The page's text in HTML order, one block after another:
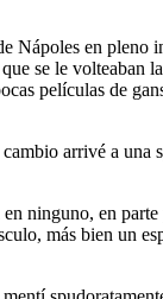
Nápoles en pleno
se le
películas de
arrivé a una
ninguno, en
más bien un